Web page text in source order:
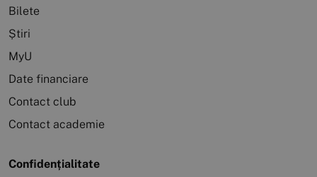
Bilete
Știri
MyU
Date financiare
Contact club
Contact academie
Confidențialitate